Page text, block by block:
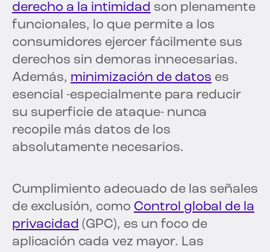
derecho a la intimidad son plenamente
funcionales, lo que permite a los
consumidores ejercer fácilmente sus
derechos sin demoras innecesarias.
Además, minimización de datos es
esencial -especialmente para reducir
su superficie de ataque- nunca
recopile más datos de los
absolutamente necesarios.
Cumplimiento adecuado de las señales
de exclusión, como Control global de la
privacidad (GPC), es un foco de
aplicación cada vez mayor. Las